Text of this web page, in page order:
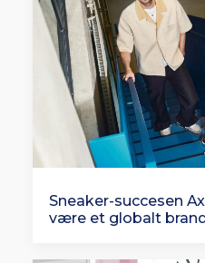
Sneaker-succesen
være et globalt